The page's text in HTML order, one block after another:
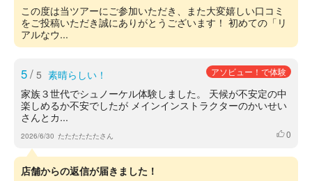
この度は当ツアーにご参加いただき、また大変嬉しい口コミ
をご投稿いただき誠にありがとうございます！ 初めての「リ
アルなウ...
5/ 5 素晴らしい！ アソビュー！で体験
家族３世代でシュノーケル体験しました。 天候が不安定の中
楽しめるか不安でしたが メインインストラクターのかいせい
さんとカ...
2026/6/30 たたたたたたさん いいね
0
店舗からの返信が届きました！